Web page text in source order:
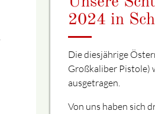
2024 in
Die diesjährige
Großkaliber Pistole)
ausgetragen.
Von uns haben sich